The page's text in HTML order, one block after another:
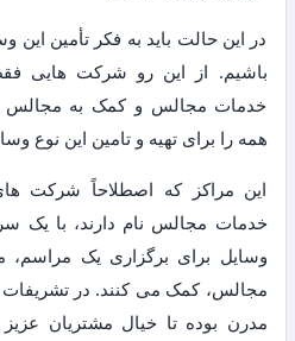
در این حالت باید به فکر تأمین
باشیم. از این رو شرکت هایی
خدمات مجالس و کمک به مجالس
همه را برای تهیه و تامین این نوع
این مراکز که اصطلاحاً شرکت
خدمات مجالس نام دارند، با یک
وسایل برای برگزاری یک مراسم،
مجالس، کمک می کنند. در تشریفات
مدرن بوده تا خیال مشتریان